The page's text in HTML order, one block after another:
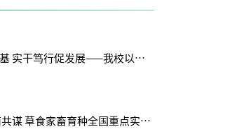
深学细悟铸根基 实干笃行促发展——我校以正确政绩观引领“十五五”开局新征程
聚力聚智 共商共谋 草食家畜育种全国重点实验室（筹）学术委员会会议召开